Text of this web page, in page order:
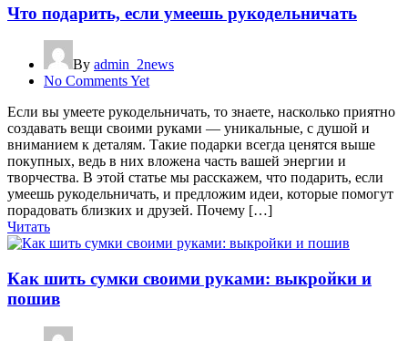
Что подарить, если умеешь рукодельничать
By admin_2news
No Comments Yet
Если вы умеете рукодельничать, то знаете, насколько приятно
создавать вещи своими руками — уникальные, с душой и
вниманием к деталям. Такие подарки всегда ценятся выше
покупных, ведь в них вложена часть вашей энергии и
творчества. В этой статье мы расскажем, что подарить, если
умеешь рукодельничать, и предложим идеи, которые помогут
порадовать близких и друзей. Почему […]
Читать
Как шить сумки своими руками: выкройки и
пошив